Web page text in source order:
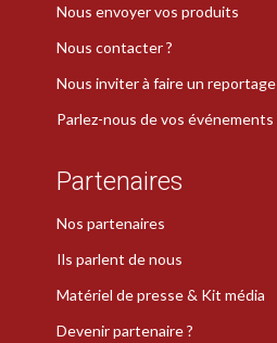
Nous envoyer vos produits
Nous contacter ?
Nous inviter à faire un reportage
Parlez-nous de vos événements
Partenaires
Nos partenaires
Ils parlent de nous
Matériel de presse & Kit média
Devenir partenaire ?